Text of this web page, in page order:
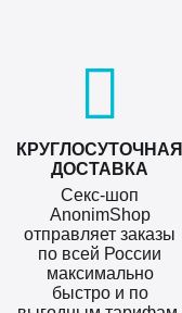
КРУГЛОСУТОЧНАЯ
ДОСТАВКА
Секс-шоп
AnonimShop
отправляет заказы
по всей России
максимально
быстро и по